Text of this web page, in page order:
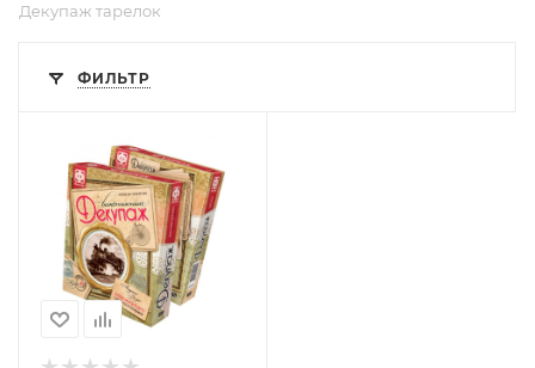
Декупаж тарелок
ФИЛЬТР